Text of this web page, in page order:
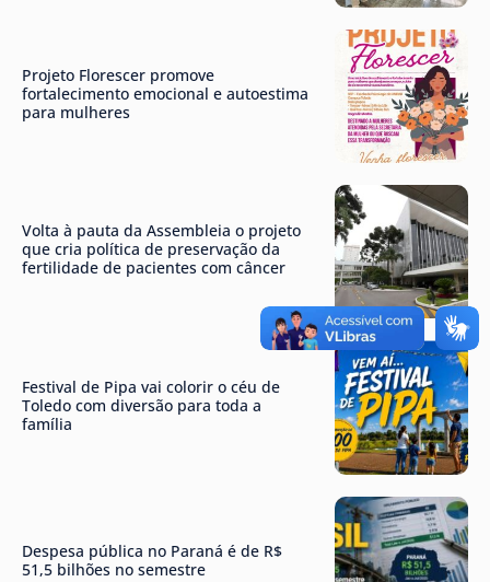
Projeto Florescer promove
fortalecimento emocional e autoestima
para mulheres
Volta à pauta da Assembleia o projeto
que cria política de preservação da
fertilidade de pacientes com câncer
Festival de Pipa vai colorir o céu de
Toledo com diversão para toda a
família
Despesa pública no Paraná é de R$
51,5 bilhões no semestre